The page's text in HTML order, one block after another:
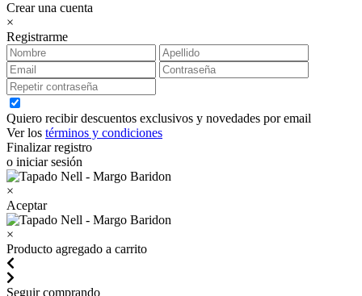
Crear una cuenta
×
Registrarme
Quiero recibir descuentos exclusivos y novedades por email
Ver los términos y condiciones
Finalizar registro
o iniciar sesión
×
Aceptar
×
Producto agregado a carrito
Seguir comprando